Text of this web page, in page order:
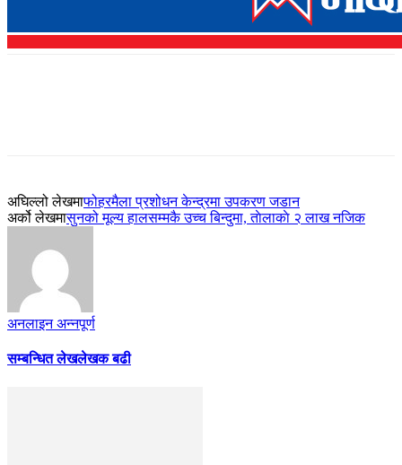
अघिल्लो लेखमाफोहरमैला प्रशोधन केन्द्रमा उपकरण जडान
अर्को लेखमासुनको मूल्य हालसम्मकै उच्च बिन्दुमा, ताेलाकाे २ लाख नजिक
अनलाइन अन्नपूर्ण
सम्बन्धित लेखलेखक बढी